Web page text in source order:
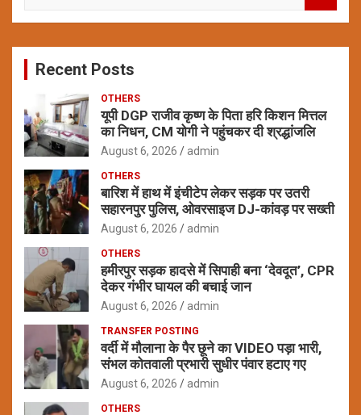
c
Recent Posts
OTHERS
यूपी DGP राजीव कृष्ण के पिता हरि किशन मित्तल
का निधन, CM योगी ने पहुंचकर दी श्रद्धांजलि
August 6, 2026 admin
OTHERS
बारिश में हाथ में इंचीटेप लेकर सड़क पर उतरी
सहारनपुर पुलिस, ओवरसाइज DJ-कांवड़ पर सख्ती
August 6, 2026 admin
OTHERS
हमीरपुर सड़क हादसे में सिपाही बना ‘देवदूत’, CPR
देकर गंभीर घायल की बचाई जान
August 6, 2026 admin
TRANSFER POSTING
वर्दी में मौलाना के पैर छूने का VIDEO पड़ा भारी,
संभल कोतवाली प्रभारी सुधीर पंवार हटाए गए
August 6, 2026 admin
OTHERS